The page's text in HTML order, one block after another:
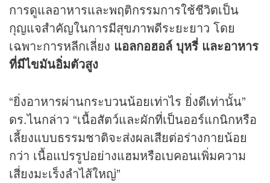
การดูแลอาหารและพฤติกรรมการใช้ชีวิตเป็น
กุญแจสำคัญในการมีสุขภาพดีระยะยาว โดย
เฉพาะการหลีกเลี่ยง แอลกอฮอล์ บุหรี่ และอาหาร
ที่มีไขมันอิ่มตัวสูง
“ยิ่งอาหารผ่านกระบวนน้อยเท่าไร ยิ่งดีเท่านั้น”
ดร.ไนกล่าว “เนื้อสัตว์และผักที่เป็นออร์แกนิกหรือ
เลี้ยงแบบธรรมชาติจะส่งผลเสียต่อร่างกายน้อย
กว่า เนื้อแปรรูปอย่างแฮมหรือเบคอนเพิ่มความ
เสี่ยงมะเร็งลำไส้ใหญ่”